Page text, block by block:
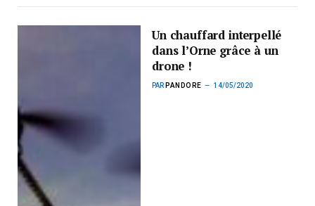
Un chauffard interpellé
dans l’Orne grâce à un
drone !
PAR PANDORE 14/05/2020